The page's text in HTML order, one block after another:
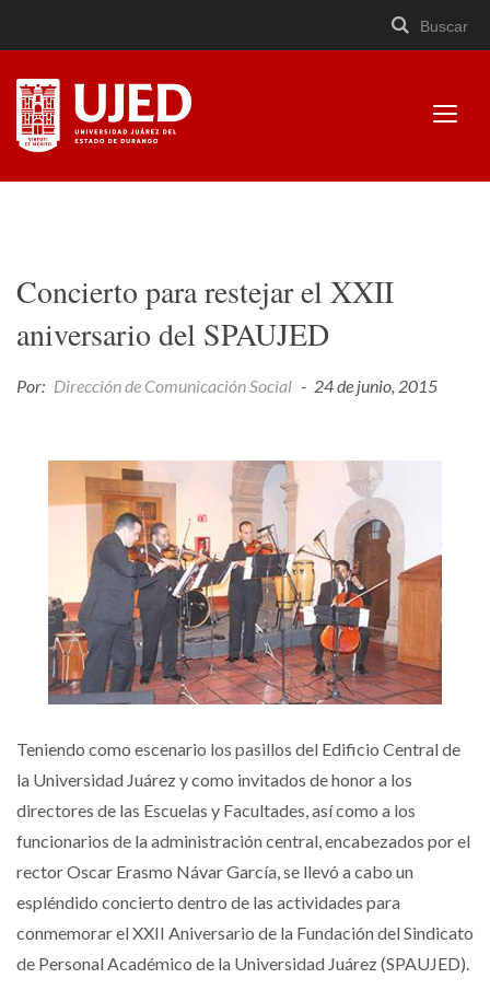
a
contenido
×
Buscar
Concierto para restejar el XXII
aniversario del SPAUJED
Por: Dirección de Comunicación Social - 24 de junio, 2015
Teniendo como escenario los pasillos del Edificio Central de
la Universidad Juárez y como invitados de honor a los
directores de las Escuelas y Facultades, así como a los
funcionarios de la administración central, encabezados por el
rector Oscar Erasmo Návar García, se llevó a cabo un
espléndido concierto dentro de las actividades para
conmemorar el XXII Aniversario de la Fundación del Sindicato
de Personal Académico de la Universidad Juárez (SPAUJED).